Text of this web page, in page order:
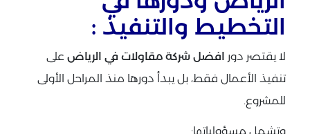
التخطيط والتنفيذ :
لا يقتصر دور افضل شركة مقاولات في الرياض على
تنفيذ الأعمال فقط، بل يبدأ دورها منذ المراحل الأولى
للمشروع.
وتشمل مسؤولياتها: